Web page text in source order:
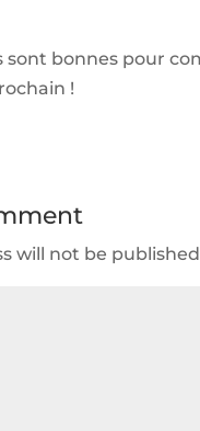
sont bonnes pour
!
will not be